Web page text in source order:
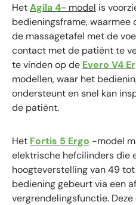
HetAgila 4- model is
bedieningsframe,
de massagetafel met de
contact met de patiënt te
te vinden op de Evero V4
modellen, waar het
ondersteunt en snel kan
de patiënt.
Het Fortis 5 Ergo -model
elektrische hefcilinders die
hoogteverstelling van 49
bediening gebeurt via een
vergrendelingsfunctie.